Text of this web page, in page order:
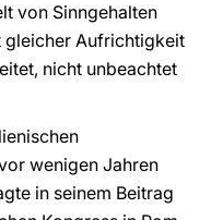
von Sinngehalten
gleicher Aufrichtigkeit
nicht unbeachtet
wenigen Jahren
in seinem Beitrag